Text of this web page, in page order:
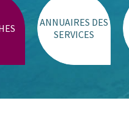
ANNUAIRES DES
SERVICES